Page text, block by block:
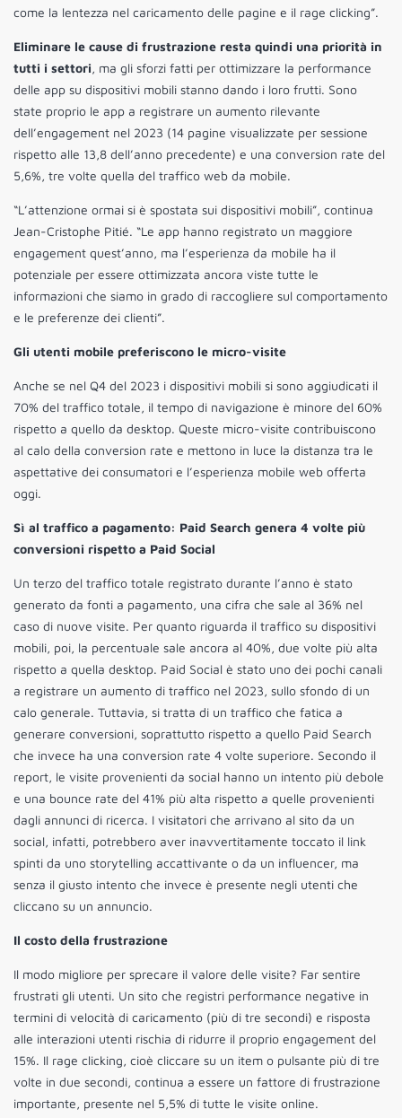
come la lentezza nel caricamento delle pagine e il rage clicking”.
Eliminare le cause di frustrazione resta quindi una priorità in
tutti i settori, ma gli sforzi fatti per ottimizzare la performance
delle app su dispositivi mobili stanno dando i loro frutti. Sono
state proprio le app a registrare un aumento rilevante
dell’engagement nel 2023 (14 pagine visualizzate per sessione
rispetto alle 13,8 dell’anno precedente) e una conversion rate del
5,6%, tre volte quella del traffico web da mobile.
“L’attenzione ormai si è spostata sui dispositivi mobili”, continua
Jean-Cristophe Pitié. “Le app hanno registrato un maggiore
engagement quest’anno, ma l’esperienza da mobile ha il
potenziale per essere ottimizzata ancora viste tutte le
informazioni che siamo in grado di raccogliere sul comportamento
e le preferenze dei clienti”.
Gli utenti mobile preferiscono le micro-visite
Anche se nel Q4 del 2023 i dispositivi mobili si sono aggiudicati il
70% del traffico totale, il tempo di navigazione è minore del 60%
rispetto a quello da desktop. Queste micro-visite contribuiscono
al calo della conversion rate e mettono in luce la distanza tra le
aspettative dei consumatori e l’esperienza mobile web offerta
oggi.
Sì al traffico a pagamento: Paid Search genera 4 volte più
conversioni rispetto a Paid Social
Un terzo del traffico totale registrato durante l’anno è stato
generato da fonti a pagamento, una cifra che sale al 36% nel
caso di nuove visite. Per quanto riguarda il traffico su dispositivi
mobili, poi, la percentuale sale ancora al 40%, due volte più alta
rispetto a quella desktop. Paid Social è stato uno dei pochi canali
a registrare un aumento di traffico nel 2023, sullo sfondo di un
calo generale. Tuttavia, si tratta di un traffico che fatica a
generare conversioni, soprattutto rispetto a quello Paid Search
che invece ha una conversion rate 4 volte superiore. Secondo il
report, le visite provenienti da social hanno un intento più debole
e una bounce rate del 41% più alta rispetto a quelle provenienti
dagli annunci di ricerca. I visitatori che arrivano al sito da un
social, infatti, potrebbero aver inavvertitamente toccato il link
spinti da uno storytelling accattivante o da un influencer, ma
senza il giusto intento che invece è presente negli utenti che
cliccano su un annuncio.
Il costo della frustrazione
Il modo migliore per sprecare il valore delle visite? Far sentire
frustrati gli utenti. Un sito che registri performance negative in
termini di velocità di caricamento (più di tre secondi) e risposta
alle interazioni utenti rischia di ridurre il proprio engagement del
15%. Il rage clicking, cioè cliccare su un item o pulsante più di tre
volte in due secondi, continua a essere un fattore di frustrazione
importante, presente nel 5,5% di tutte le visite online.